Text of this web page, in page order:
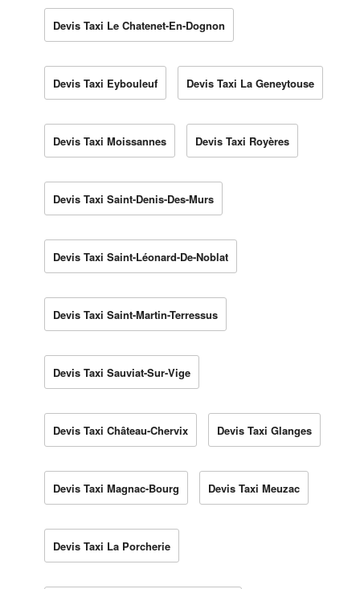
Devis Taxi Le Chatenet-En-Dognon
Devis Taxi Eybouleuf Devis Taxi La Geneytouse
Devis Taxi Moissannes Devis Taxi Royères
Devis Taxi Saint-Denis-Des-Murs
Devis Taxi Saint-Léonard-De-Noblat
Devis Taxi Saint-Martin-Terressus
Devis Taxi Sauviat-Sur-Vige
Devis Taxi Château-Chervix Devis Taxi Glanges
Devis Taxi Magnac-Bourg Devis Taxi Meuzac
Devis Taxi La Porcherie